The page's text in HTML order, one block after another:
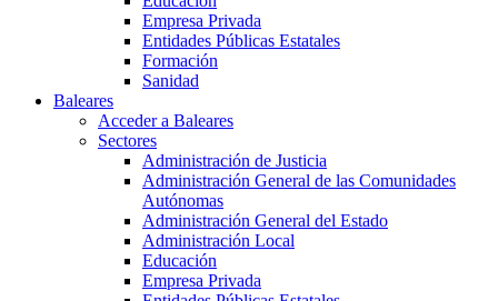
Empresa Privada
Entidades Públicas Estatales
Formación
Sanidad
Baleares
Acceder a Baleares
Sectores
Administración de Justicia
Administración General de las Comunidades
Autónomas
Administración General del Estado
Administración Local
Educación
Empresa Privada